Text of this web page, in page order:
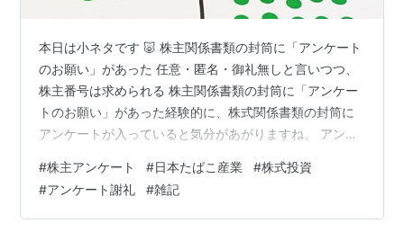
本日は小ネタです 🐷 株主関係書類の封筒に「アンケート
のお願い」があった 任意・匿名・御礼無しと言いつつ、
株主番号は求められる 株主関係書類の封筒に「アンケー
トのお願い」があった経験的に、株式関係書類の封筒に
アンケートが入っていると気分があがりますね。 アンケ
があるからです。そういう場合は、ボランティアのアン
ケートとは違って、謝礼有とハッキリわかる記載をした
うえで回答を募っているのです。で、それを踏まえて、
#株主アンケート #日本たばこ産業 #株式投資
#アンケート謝礼 #雑記